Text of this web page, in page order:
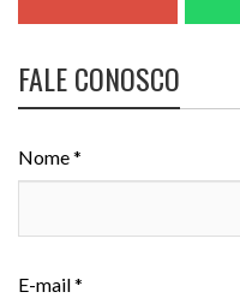
FALE CONOSCO
Nome *
E-mail *